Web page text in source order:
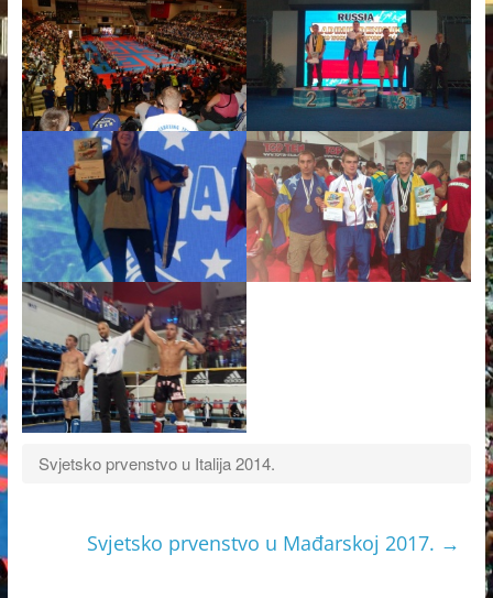
Svjetsko prvenstvo u Italija 2014.
Svjetsko prvenstvo u Mađarskoj 2017. →